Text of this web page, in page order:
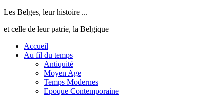
Les Belges, leur histoire ...
et celle de leur patrie, la Belgique
Accueil
Au fil du temps
Antiquité
Moyen Age
Temps Modernes
Epoque Contemporaine